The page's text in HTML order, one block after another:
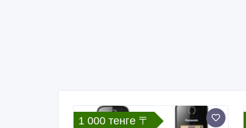
1 000 тенге 〒